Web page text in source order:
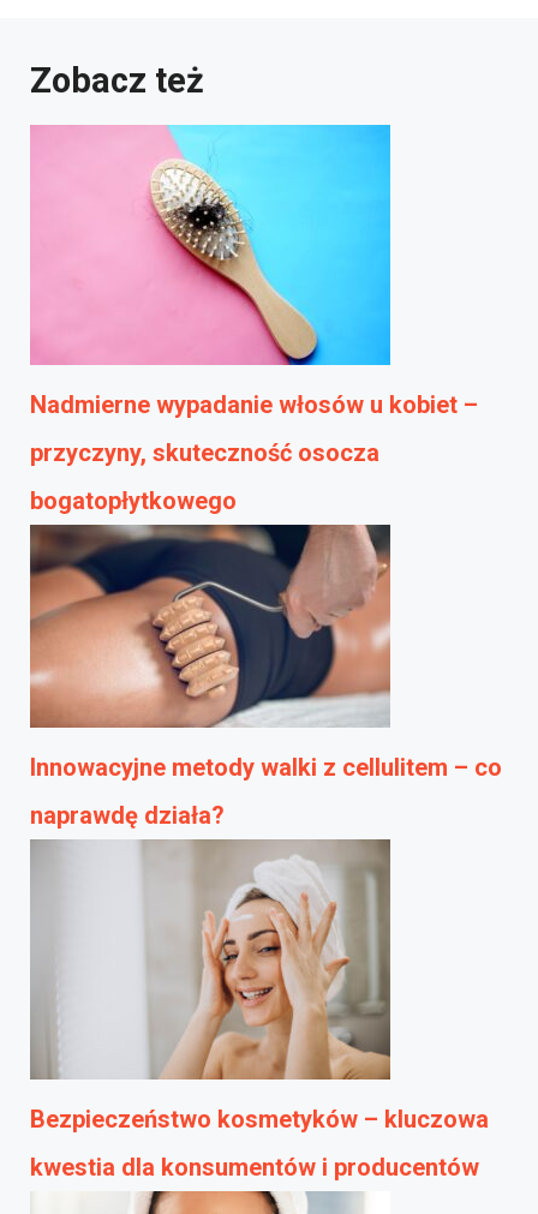
Zobacz też
Nadmierne wypadanie włosów u kobiet –
przyczyny, skuteczność osocza
bogatopłytkowego
Innowacyjne metody walki z cellulitem – co
naprawdę działa?
Bezpieczeństwo kosmetyków – kluczowa
kwestia dla konsumentów i producentów